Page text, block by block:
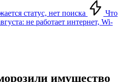
статус, нет поиска
Что
не работает интернет, Wi-
имущество